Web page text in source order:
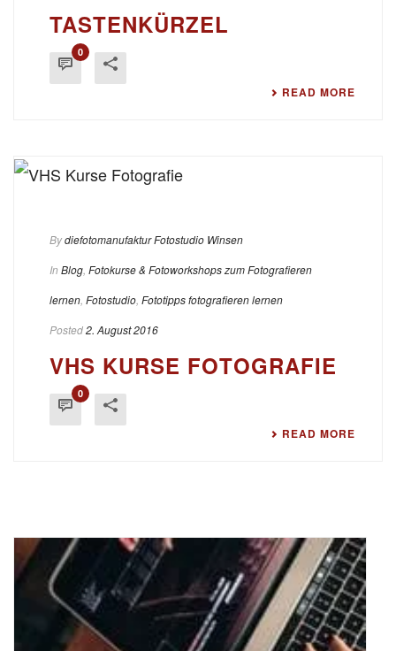
TASTENKÜRZEL
0
READ MORE
Bydiefotomanufaktur Fotostudio Winsen
In Blog Fotokurse & Fotoworkshops zum Fotografieren
lernen Fotostudio Fototipps fotografieren lernen
Posted2. August 2016
VHS KURSE FOTOGRAFIE
0
READ MORE